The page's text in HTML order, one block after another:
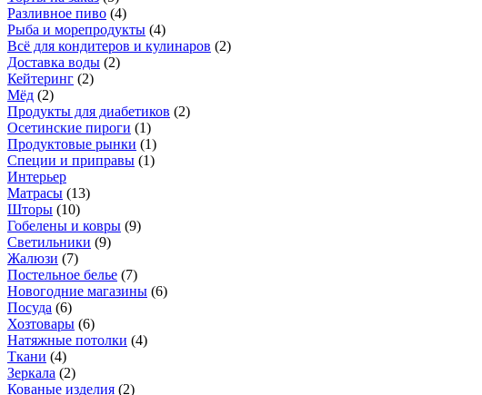
Разливное пиво (4)
Рыба и морепродукты (4)
Всё для кондитеров и кулинаров (2)
Доставка воды (2)
Кейтеринг (2)
Мёд (2)
Продукты для диабетиков (2)
Осетинские пироги (1)
Продуктовые рынки (1)
Специи и приправы (1)
Интерьер
Матрасы (13)
Шторы (10)
Гобелены и ковры (9)
Светильники (9)
Жалюзи (7)
Постельное белье (7)
Новогодние магазины (6)
Посуда (6)
Хозтовары (6)
Натяжные потолки (4)
Ткани (4)
Зеркала (2)
Кованые изделия (2)